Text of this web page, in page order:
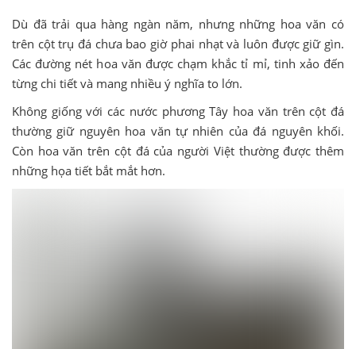
Dù đã trải qua hàng ngàn năm, nhưng những hoa văn có
trên cột trụ đá chưa bao giờ phai nhạt và luôn được giữ gìn.
Các đường nét hoa văn được chạm khắc tỉ mỉ, tinh xảo đến
từng chi tiết và mang nhiều ý nghĩa to lớn.
Không giống với các nước phương Tây hoa văn trên cột đá
thường giữ nguyên hoa văn tự nhiên của đá nguyên khối.
Còn hoa văn trên cột đá của người Việt thường được thêm
những họa tiết bắt mắt hơn.